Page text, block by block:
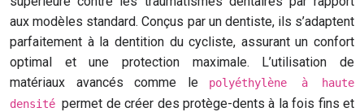
aux modèles standard. Conçus par un dentiste, ils s’adaptent
parfaitement à la dentition du cycliste, assurant un confort
optimal et une protection maximale. L’utilisation de
matériaux avancés comme le
polyéthylène à haute
densitépermet de créer des protège-dents à la fois fins et